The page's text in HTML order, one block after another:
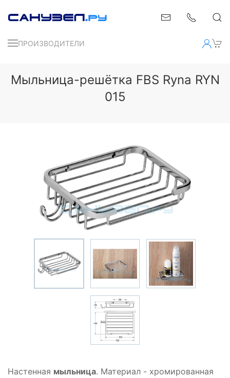
ПРОИЗВОДИТЕЛИ
Мыльница-решётка FBS Ryna RYN
015
Настенная мыльница. Материал - хромированная